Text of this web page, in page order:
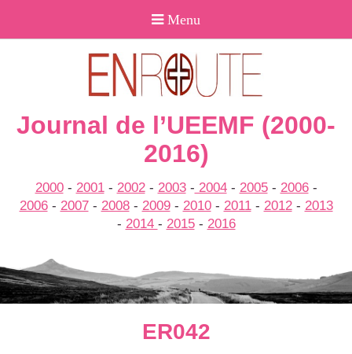
Journal de l’UEEMF (2000-
2016)
2000- 2001- 2002- 2003- 2004- 2005- 2006-
2006- 2007- 2008- 2009- 2010- 2011- 2012- 2013
- 2014 - 2015- 2016
ER042